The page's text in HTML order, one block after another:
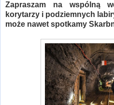
Zapraszam na wspólną
korytarzy i podziemnych
może nawet spotkamy